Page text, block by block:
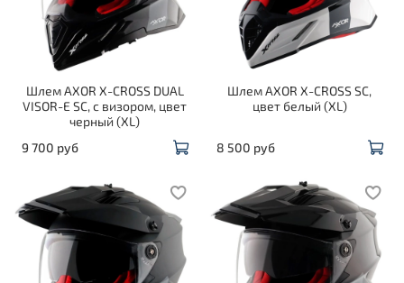
Шлем AXOR X-CROSS DUAL
VISOR-E SC, с визором, цвет
черный (XL)
9 700 руб
Шлем AXOR X-CROSS SC,
цвет белый (XL)
8 500 руб